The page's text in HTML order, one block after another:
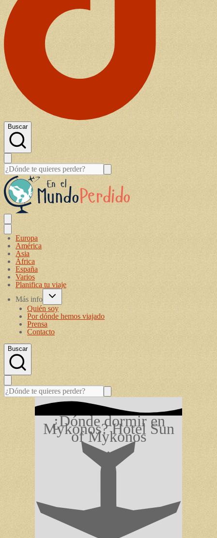
Buscar
Europa
América
Asia
África
España
Varios
Planifica tu viaje
Más info
Quién soy
Por dónde hemos viajado
Prensa
Contacto
Buscar
¿Dónde dormir en
Mykonos? Hotel Sun
of Mykonos